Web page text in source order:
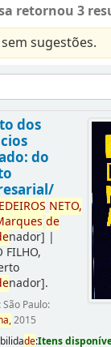
retornou 3
sugestões.
dos
do
DEIROS NETO,
de
nador] |
FILHO,
nador].
São Paulo:
2015
de:Itens